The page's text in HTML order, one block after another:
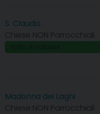
S. Claudio
Chiese NON Parrocchiali
Madonna dei Laghi
Chiese NON Parrocchiali